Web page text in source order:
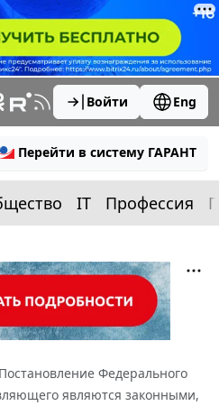
Войти Eng
Перейти в систему ГАРАНТ
IT Профессия
Постановление Федерального
являются законными,